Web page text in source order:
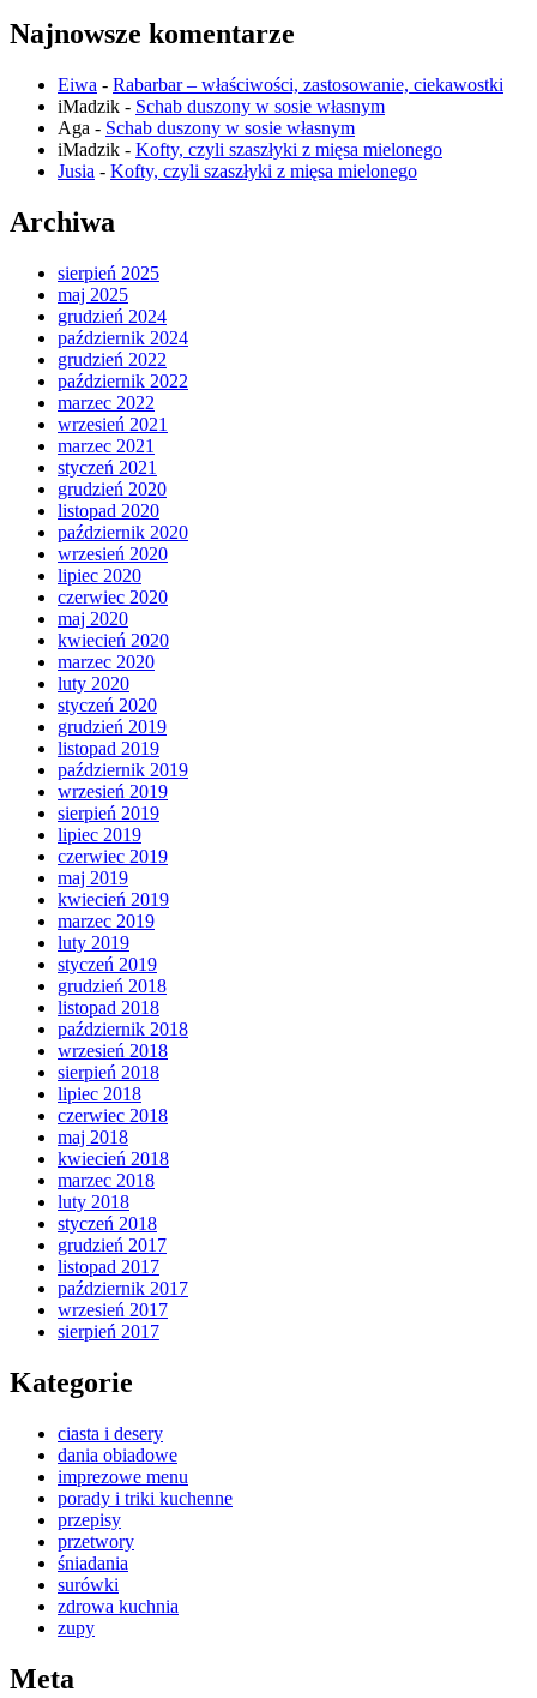
Najnowsze komentarze
Eiwa - Rabarbar – właściwości, zastosowanie, ciekawostki
iMadzik - Schab duszony w sosie własnym
Aga - Schab duszony w sosie własnym
iMadzik - Kofty, czyli szaszłyki z mięsa mielonego
Jusia - Kofty, czyli szaszłyki z mięsa mielonego
Archiwa
sierpień 2025
maj 2025
grudzień 2024
październik 2024
grudzień 2022
październik 2022
marzec 2022
wrzesień 2021
marzec 2021
styczeń 2021
grudzień 2020
listopad 2020
październik 2020
wrzesień 2020
lipiec 2020
czerwiec 2020
maj 2020
kwiecień 2020
marzec 2020
luty 2020
styczeń 2020
grudzień 2019
listopad 2019
październik 2019
wrzesień 2019
sierpień 2019
lipiec 2019
czerwiec 2019
maj 2019
kwiecień 2019
marzec 2019
luty 2019
styczeń 2019
grudzień 2018
listopad 2018
październik 2018
wrzesień 2018
sierpień 2018
lipiec 2018
czerwiec 2018
maj 2018
kwiecień 2018
marzec 2018
luty 2018
styczeń 2018
grudzień 2017
listopad 2017
październik 2017
wrzesień 2017
sierpień 2017
Kategorie
ciasta i desery
dania obiadowe
imprezowe menu
porady i triki kuchenne
przepisy
przetwory
śniadania
surówki
zdrowa kuchnia
zupy
Meta